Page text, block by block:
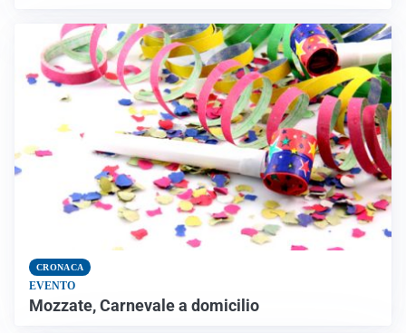
CRONACA
EVENTO
Mozzate, Carnevale a domicilio